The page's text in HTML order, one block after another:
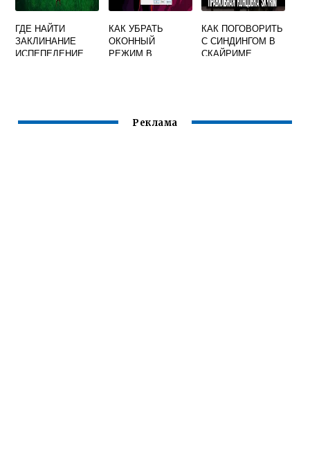
ГДЕ НАЙТИ
ЗАКЛИНАНИЕ
ИСПЕПЕЛЕНИЕ
КАК УБРАТЬ
ОКОННЫЙ
РЕЖИМ В
КАК ПОГОВОРИТЬ
С СИНДИНГОМ В
СКАЙРИМЕ
Реклама